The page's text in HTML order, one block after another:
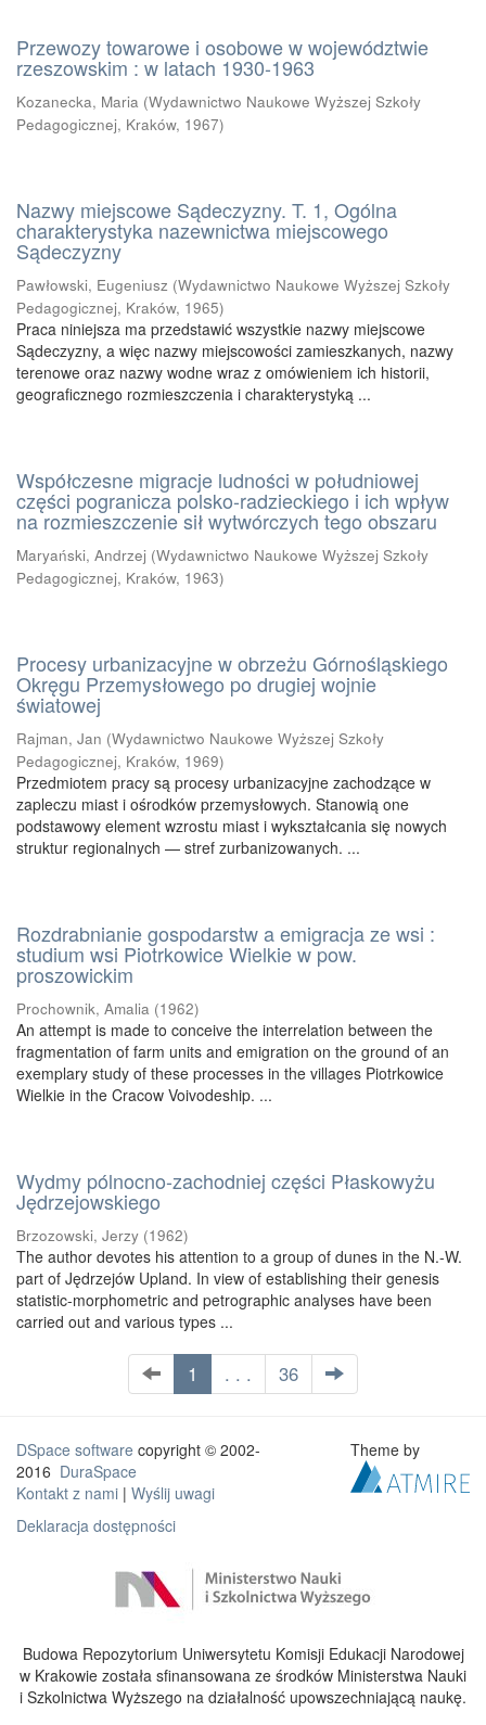
Przewozy towarowe i osobowe w województwie
rzeszowskim : w latach 1930-1963
Kozanecka, Maria (Wydawnictwo Naukowe Wyższej Szkoły
Pedagogicznej, Kraków, 1967)
Nazwy miejscowe Sądeczyzny. T. 1, Ogólna
charakterystyka nazewnictwa miejscowego
Sądeczyzny
Pawłowski, Eugeniusz (Wydawnictwo Naukowe Wyższej Szkoły
Pedagogicznej, Kraków, 1965)
Praca niniejsza ma przedstawić wszystkie nazwy miejscowe
Sądeczyzny, a więc nazwy miejscowości zamieszkanych, nazwy
terenowe oraz nazwy wodne wraz z omówieniem ich historii,
geograficznego rozmieszczenia i charakterystyką ...
Współczesne migracje ludności w południowej
części pogranicza polsko-radzieckiego i ich wpływ
na rozmieszczenie sił wytwórczych tego obszaru
Maryański, Andrzej (Wydawnictwo Naukowe Wyższej Szkoły
Pedagogicznej, Kraków, 1963)
Procesy urbanizacyjne w obrzeżu Górnośląskiego
Okręgu Przemysłowego po drugiej wojnie
światowej
Rajman, Jan (Wydawnictwo Naukowe Wyższej Szkoły
Pedagogicznej, Kraków, 1969)
Przedmiotem pracy są procesy urbanizacyjne zachodzące w
zapleczu miast i ośrodków przemysłowych. Stanowią one
podstawowy element wzrostu miast i wykształcania się nowych
struktur regionalnych — stref zurbanizowanych. ...
Rozdrabnianie gospodarstw a emigracja ze wsi :
studium wsi Piotrkowice Wielkie w pow.
proszowickim
Prochownik, Amalia (1962)
An attempt is made to conceive the interrelation between the
fragmentation of farm units and emigration on the ground of an
exemplary study of these processes in the villages Piotrkowice
Wielkie in the Cracow Voivodeship. ...
Wydmy pólnocno-zachodniej części Płaskowyżu
Jędrzejowskiego
Brzozowski, Jerzy (1962)
The author devotes his attention to a group of dunes in the N.-W.
part of Jędrzejów Upland. In view of establishing their genesis
statistic-morphometric and petrographic analyses have been
carried out and various types ...
1 . . . 36
DSpace software copyright © 2002-
2016 DuraSpace
Kontakt z nami | Wyślij uwagi
Deklaracja dostępności
Theme by
Budowa Repozytorium Uniwersytetu Komisji Edukacji Narodowej
w Krakowie została sfinansowana ze środków Ministerstwa Nauki
i Szkolnictwa Wyższego na działalność upowszechniającą naukę.